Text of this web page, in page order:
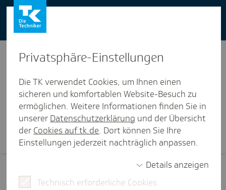
You can also use our website in English -
change to English version
Visi­ten­karte
Privat­sphäre-Einstel­lungen
Die TK verwendet Cookies, um Ihnen einen
sicheren und komfortablen Website-Besuch zu
ermöglichen. Weitere Informationen finden Sie in
unserer Datenschutzerklärung und der Übersicht
der Cookies auf tk.de. Dort können Sie Ihre
Einstellungen jederzeit nachträglich anpassen.
Details anzeigen
Technisch erforderliche Cookies